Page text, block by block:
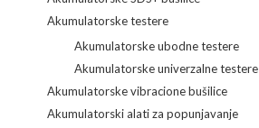
Akumulatorske testere
Akumulatorske ubodne testere
Akumulatorske univerzalne testere
Akumulatorske vibracione bušilice
Akumulatorski alati za popunjavanje